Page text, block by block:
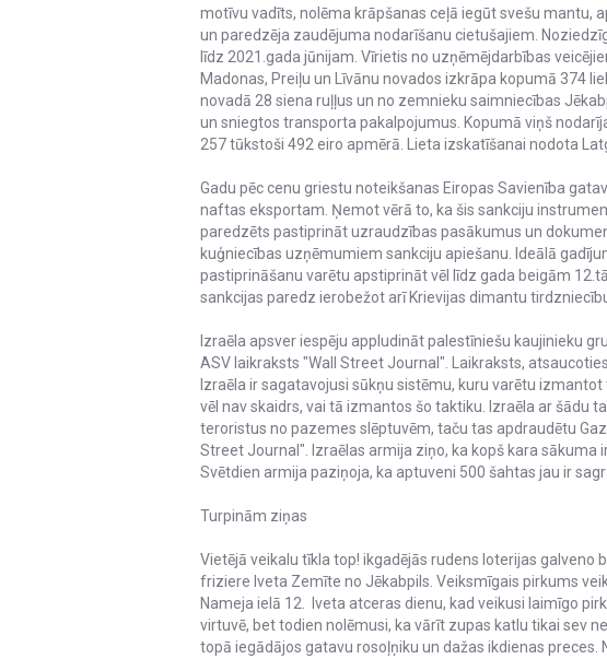
motīvu vadīts, nolēma krāpšanas ceļā iegūt svešu mantu,
un paredzēja zaudējuma nodarīšanu cietušajiem.
līdz 2021.gada jūnijam. Vīrietis no uzņēmējdarbības
Madonas, Preiļu un Līvānu novados izkrāpa kopumā 374
novadā 28 siena ruļļus un no zemnieku saimniecības
un sniegtos transporta pakalpojumus. Kopumā viņš
257 tūkstoši 492 eiro apmērā. Lieta izskatīšanai nodota
Gadu pēc cenu griestu noteikšanas Eiropas Savienība
naftas eksportam. Ņemot vērā to, ka šis sankciju
paredzēts pastiprināt uzraudzības pasākumus un
kuģniecības uzņēmumiem sankciju apiešanu. Ideālā
pastiprināšanu varētu apstiprināt vēl līdz gada beigām
sankcijas paredz ierobežot arī Krievijas dimantu
Izraēla apsver iespēju appludināt palestīniešu kaujinieku
ASV laikraksts "Wall Street Journal". Laikraksts,
Izraēla ir sagatavojusi sūkņu sistēmu, kuru varētu
vēl nav skaidrs, vai tā izmantos šo taktiku. Izraēla ar šādu
teroristus no pazemes slēptuvēm, taču tas apdraudētu
Street Journal". Izraēlas armija ziņo, ka kopš kara sākuma
Svētdien armija paziņoja, ka aptuveni 500 šahtas jau ir
Turpinām ziņas
Vietējā veikalu tīkla top! ikgadējās rudens loterijas galveno
friziere Iveta Zemīte no Jēkabpils. Veiksmīgais pirkums
Nameja ielā 12. Iveta atceras dienu, kad veikusi laimīgo
virtuvē, bet todien nolēmusi, ka vārīt zupas katlu tikai sev
topā iegādājos gatavu rosoļņiku un dažas ikdienas preces.